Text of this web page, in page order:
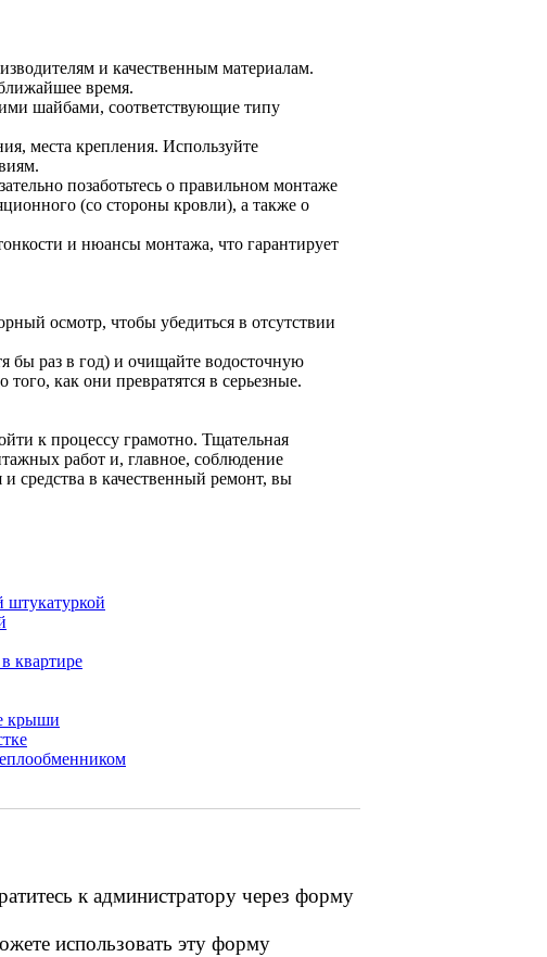
и качественным материалам.
время.
шайбами, соответствующие типу
места крепления. Используйте
позаботьтесь о правильном монтаже
(со стороны кровли), а также о
и нюансы монтажа, что гарантирует
осмотр, чтобы убедиться в отсутствии
бы раз в год) и очищайте водосточную
как они превратятся в серьезные.
к процессу грамотно. Тщательная
работ и, главное, соблюдение
средства в качественный ремонт, вы
штукатуркой
квартире
крыши
к администратору через форму
использовать эту форму